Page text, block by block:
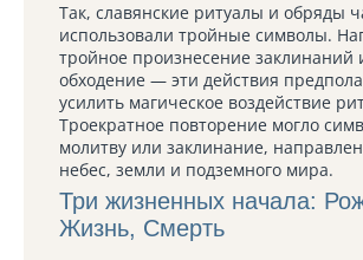
Так, славянские ритуалы и обряды
использовали тройные символы.
тройное произнесение заклинаний
обходение — эти действия
усилить магическое воздействие
Троекратное повторение могло
молитву или заклинание,
небес, земли и подземного мира.
Три жизненных начала:
Жизнь, Смерть